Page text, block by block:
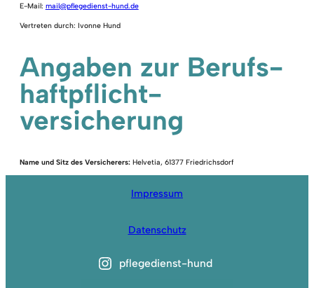
E-Mail: mail@pflegedienst-hund.de
Vertreten durch: Ivonne Hund
Angaben zur Berufs­
haftpflicht­
versicherung
Name und Sitz des Versicherers:Helvetia, 61377 Friedrichsdorf
Impressum
Datenschutz
pflegedienst-hund